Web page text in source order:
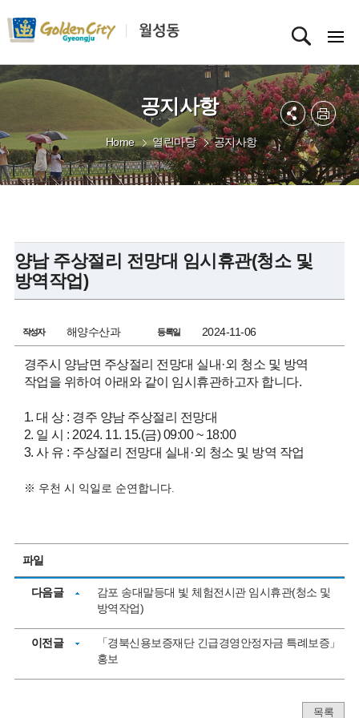
공지사항
Home 열린마당 공지사항
양남 주상절리 전망대 임시휴관(청소 및
방역작업)
작성자 해양수산과 등록일 2024-11-06
경주시 양남면 주상절리 전망대 실내 ·외 청소 및 방역
작업을 위하여 아래와 같이 임시휴관하고자 합니다.
1. 대 상 : 경주 양남 주상절리 전망대
2. 일 시 : 2024. 11. 15.(금) 09:00 ~ 18:00
3. 사 유 : 주상절리 전망대 실내 ·외 청소 및 방역 작업
※ 우천 시 익일로 순연합니다.
파일
다음글
감포 송대말등대 빛 체험전시관 임시휴관(청소 및
방역작업)
이전글
「경북신용보증재단 긴급경영안정자금 특례보증」
홍보
목록